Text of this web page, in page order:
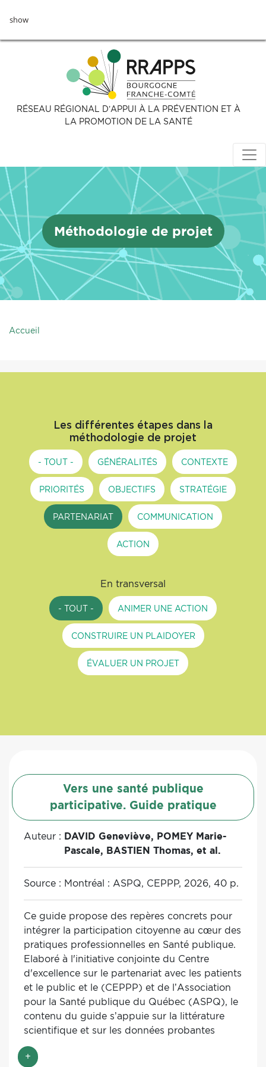
aushow
RÉSEAU RÉGIONAL D’APPUI À LA PRÉVENTION ET À
LA PROMOTION DE LA SANTÉ
Méthodologie de projet
Accueil
Les différentes étapes dans la
méthodologie de projet
- TOUT - GÉNÉRALITÉS CONTEXTE
PRIORITÉS OBJECTIFS STRATÉGIE
PARTENARIAT COMMUNICATION
ACTION
En transversal
- TOUT - ANIMER UNE ACTION
CONSTRUIRE UN PLAIDOYER
ÉVALUER UN PROJET
Vers une santé publique
participative. Guide pratique
Auteur : DAVID Geneviève, POMEY Marie-
Pascale, BASTIEN Thomas, et al.
Source : Montréal : ASPQ, CEPPP, 2026, 40 p.
Ce guide propose des repères concrets pour
intégrer la participation citoyenne au cœur des
pratiques professionnelles en Santé publique.
Elaboré à l'initiative conjointe du Centre
d'excellence sur le partenariat avec les patients
et le public et le (CEPPP) et de l’Association
pour la Santé publique du Québec (ASPQ), le
contenu du guide s’appuie sur la littérature
scientifique et sur les données probantes
existantes en matière de partenariat, incluant
la participation citoyenne. Il s’inspire
+